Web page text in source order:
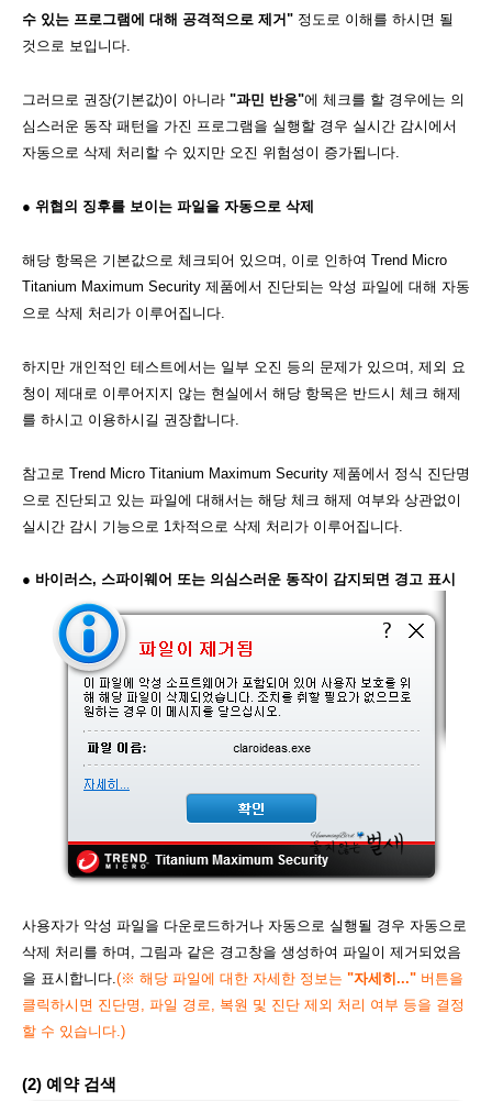
수 있는 프로그램에 대해 공격적으로 제거" 정도로 이해를 하시면 될
것으로 보입니다.
그러므로 권장(기본값)이 아니라 "과민 반응"에 체크를 할 경우에는 의
심스러운 동작 패턴을 가진 프로그램을 실행할 경우 실시간 감시에서
자동으로 삭제 처리할 수 있지만 오진 위험성이 증가됩니다.
● 위협의 징후를 보이는 파일을 자동으로 삭제
해당 항목은 기본값으로 체크되어 있으며, 이로 인하여 Trend Micro
Titanium Maximum Security 제품에서 진단되는 악성 파일에 대해 자동
으로 삭제 처리가 이루어집니다.
하지만 개인적인 테스트에서는 일부 오진 등의 문제가 있으며, 제외 요
청이 제대로 이루어지지 않는 현실에서 해당 항목은 반드시 체크 해제
를 하시고 이용하시길 권장합니다.
참고로 Trend Micro Titanium Maximum Security 제품에서 정식 진단명
으로 진단되고 있는 파일에 대해서는 해당 체크 해제 여부와 상관없이
실시간 감시 기능으로 1차적으로 삭제 처리가 이루어집니다.
● 바이러스, 스파이웨어 또는 의심스러운 동작이 감지되면 경고 표시
사용자가 악성 파일을 다운로드하거나 자동으로 실행될 경우 자동으로
삭제 처리를 하며, 그림과 같은 경고창을 생성하여 파일이 제거되었음
을 표시합니다.(※ 해당 파일에 대한 자세한 정보는 "자세히..." 버튼을
클릭하시면 진단명, 파일 경로, 복원 및 진단 제외 처리 여부 등을 결정
할 수 있습니다.)
(2) 예약 검색